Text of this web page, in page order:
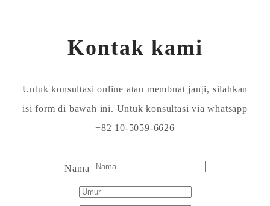
Kontak kami
Untuk konsultasi online atau membuat janji, silahkan
isi form di bawah ini. Untuk konsultasi via whatsapp
+82 10-5059-6626
Nama